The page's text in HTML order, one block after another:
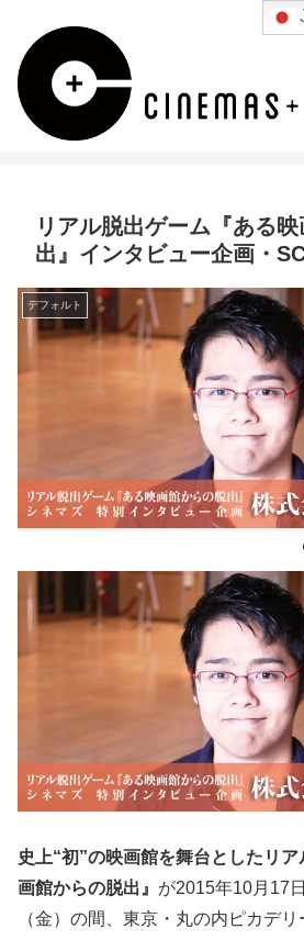
リアル脱出ゲーム『ある
出』インタビュー企画・
デフォルト
史上“初”の映画館を舞台としたリ
画館からの脱出』 が2015年10月17
（金）の間、東京・丸の内ピカデリ